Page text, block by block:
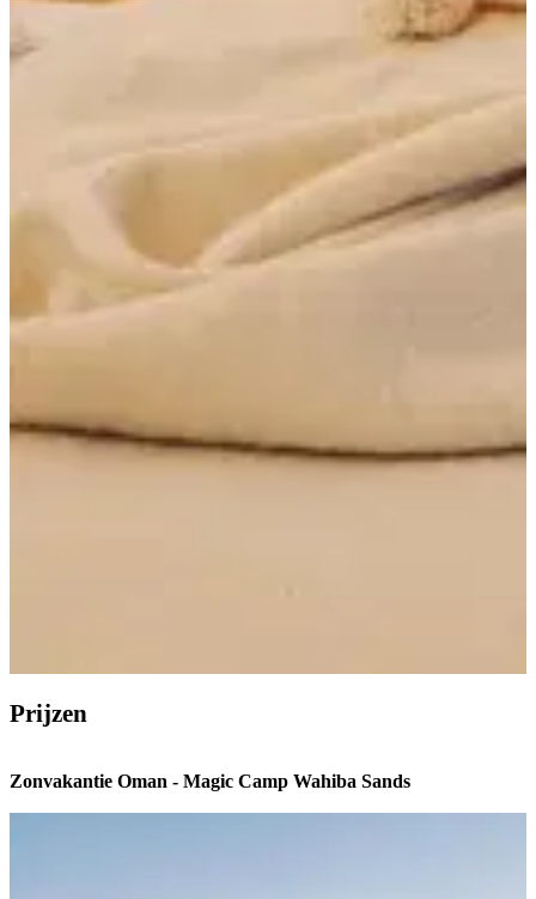
Prijzen
Zonvakantie Oman - Magic Camp Wahiba Sands